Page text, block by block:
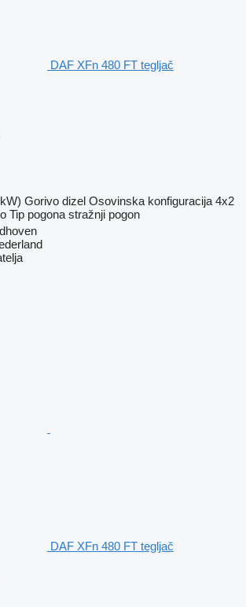
DAF XFn 480 FT tegljač
Gorivo dizel Osovinska konfiguracija 4x2
Tip pogona stražnji pogon
DAF XFn 480 FT tegljač